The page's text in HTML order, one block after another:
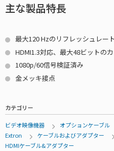
主な製品特長
最大120 Hzのリフレッシュレー
HDMI1.3対応、最大48ビットの
1080p/60信号検証済み
金メッキ接点
カテゴリー
ビデオ映像機器
オプションケーブル
Extron
ケーブルおよびアダプター
HDMIケーブル&アダプター